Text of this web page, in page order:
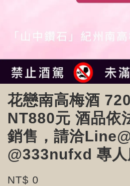
花戀南高梅酒
NT880元 酒品依
銷售，請洽
@333nufxd 專人
NT$ 0